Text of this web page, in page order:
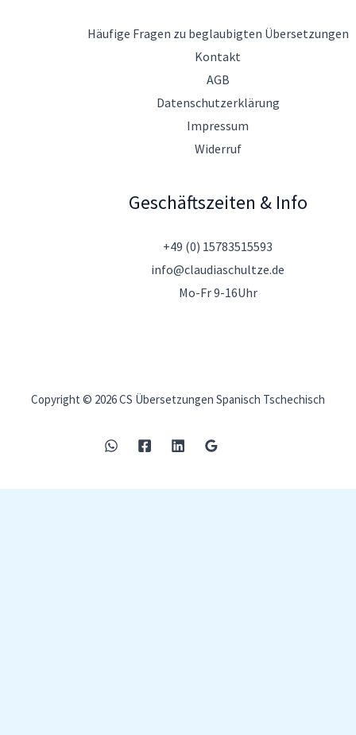
Häufige Fragen zu beglaubigten Übersetzungen
Kontakt
AGB
Datenschutzerklärung
Impressum
Widerruf
Geschäftszeiten & Info
+49 (0) 15783515593
info@claudiaschultze.de
Mo-Fr 9-16Uhr
Copyright © 2026 CS Übersetzungen Spanisch Tschechisch